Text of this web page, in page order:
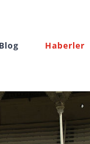
Blog Haberler